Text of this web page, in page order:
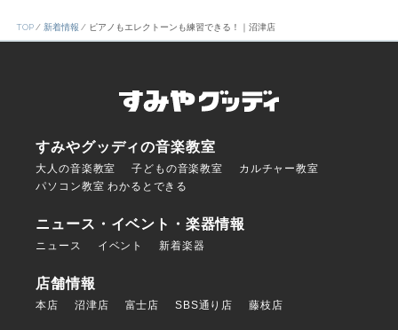
TOP 新着情報 ピアノもエレクトーンも練習できる！｜沼津店
すみやグッディの音楽教室
大人の音楽教室 子どもの音楽教室
カルチャー教室
パソコン教室 わかるとできる
ニュース・イベント・楽器情報
ニュース イベント 新着楽器
店舗情報
本店 沼津店 富士店 SBS通り店 藤枝店